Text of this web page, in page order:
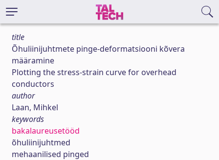
title
Õhuliinijuhtmete pinge-deformatsiooni kõvera
määramine
Plotting the stress-strain curve for overhead
conductors
author
Laan, Mihkel
keywords
bakalaureusetööd
õhuliinijuhtmed
mehaanilised pinged